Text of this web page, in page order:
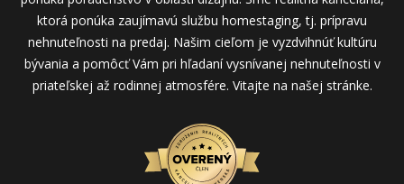
ktorá ponúka zaujímavú službu homestaging, tj. prípravu
nehnuteľnosti na predaj. Našim cieľom je vyzdvihnúť kultúru
bývania a pomôcť Vám pri hľadaní vysnívanej nehnuteľnosti v
priateľskej až rodinnej atmosfére. Vitajte na našej stránke.